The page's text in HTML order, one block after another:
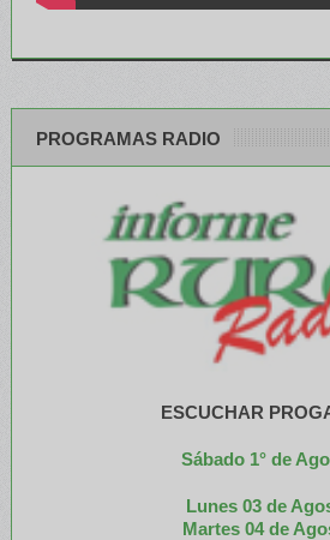
PROGRAMAS RADIO
ESCUCHAR
Sábado 1° de
Lunes 03 de
Martes 04 de